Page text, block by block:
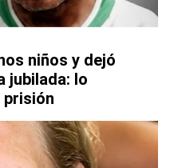
niños y dejó
jubilada: lo
prisión